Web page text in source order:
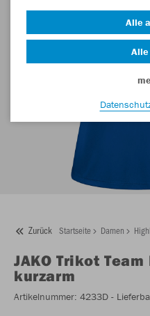
Zurück Startseite Damen
JAKO Trikot Team
kurzarm
Artikelnummer: 4233D -
Alle
Alle